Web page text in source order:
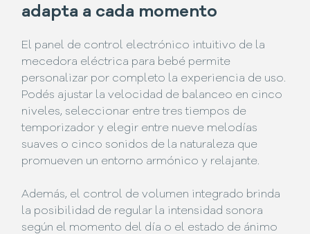
adapta a cada momento
El panel de control electrónico intuitivo de la
mecedora eléctrica para bebé permite
personalizar por completo la experiencia de uso.
Podés ajustar la velocidad de balanceo en cinco
niveles, seleccionar entre tres tiempos de
temporizador y elegir entre nueve melodías
suaves o cinco sonidos de la naturaleza que
promueven un entorno armónico y relajante.
Además, el control de volumen integrado brinda
la posibilidad de regular la intensidad sonora
según el momento del día o el estado de ánimo